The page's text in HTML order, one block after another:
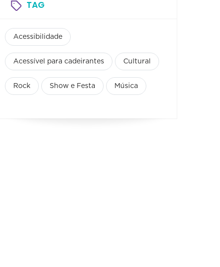
TAG
Acessibilidade
Acessível para cadeirantes Cultural
Rock Show e Festa Música